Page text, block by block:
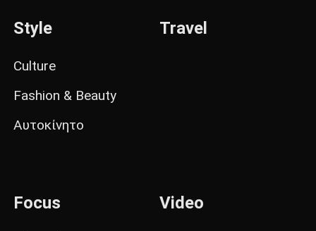
Style
Culture
Fashion & Beauty
Αυτοκίνητο
Travel
Focus Video